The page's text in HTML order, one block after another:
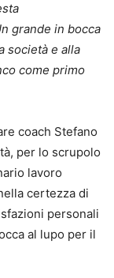
grande in bocca
società e alla
come primo
coach Stefano
per lo scrupolo
lavoro
certezza di
personali
al lupo per il